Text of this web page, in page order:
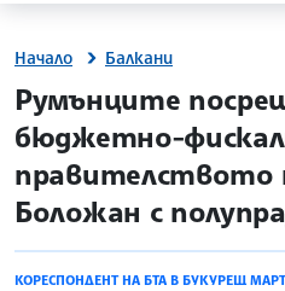
Начало Балкани
site.bta
Румънците
бюджетно-
правителството
Боложан с
КОРЕСПОНДЕНТ НА БТА В БУКУРЕЩ